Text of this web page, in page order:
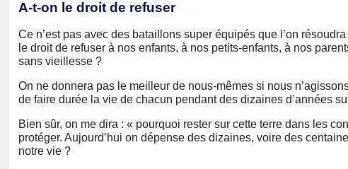
A-t-on le droit de refuser
Ce n’est pas avec des bataillons super équipés que l’on
le droit de refuser à nos enfants, à nos petits-enfants, à nos
sans vieillesse ?
On ne donnera pas le meilleur de nous-mêmes si nous
de faire durée la vie de chacun pendant des dizaines d’années
Bien sûr, on me dira : « pourquoi rester sur cette terre dans les
protéger. Aujourd’hui on dépense des dizaines, voire des
notre vie ?